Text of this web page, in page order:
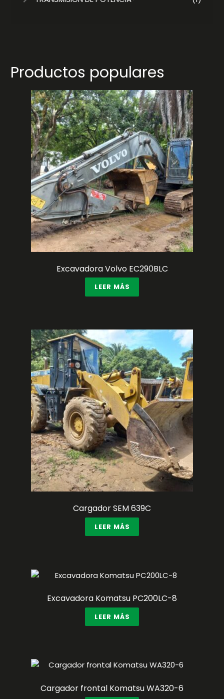
Productos populares
Excavadora Volvo EC290BLC
LEER MÁS
Cargador SEM 639C
LEER MÁS
Excavadora Komatsu PC200LC-8
LEER MÁS
Cargador frontal Komatsu WA320-6